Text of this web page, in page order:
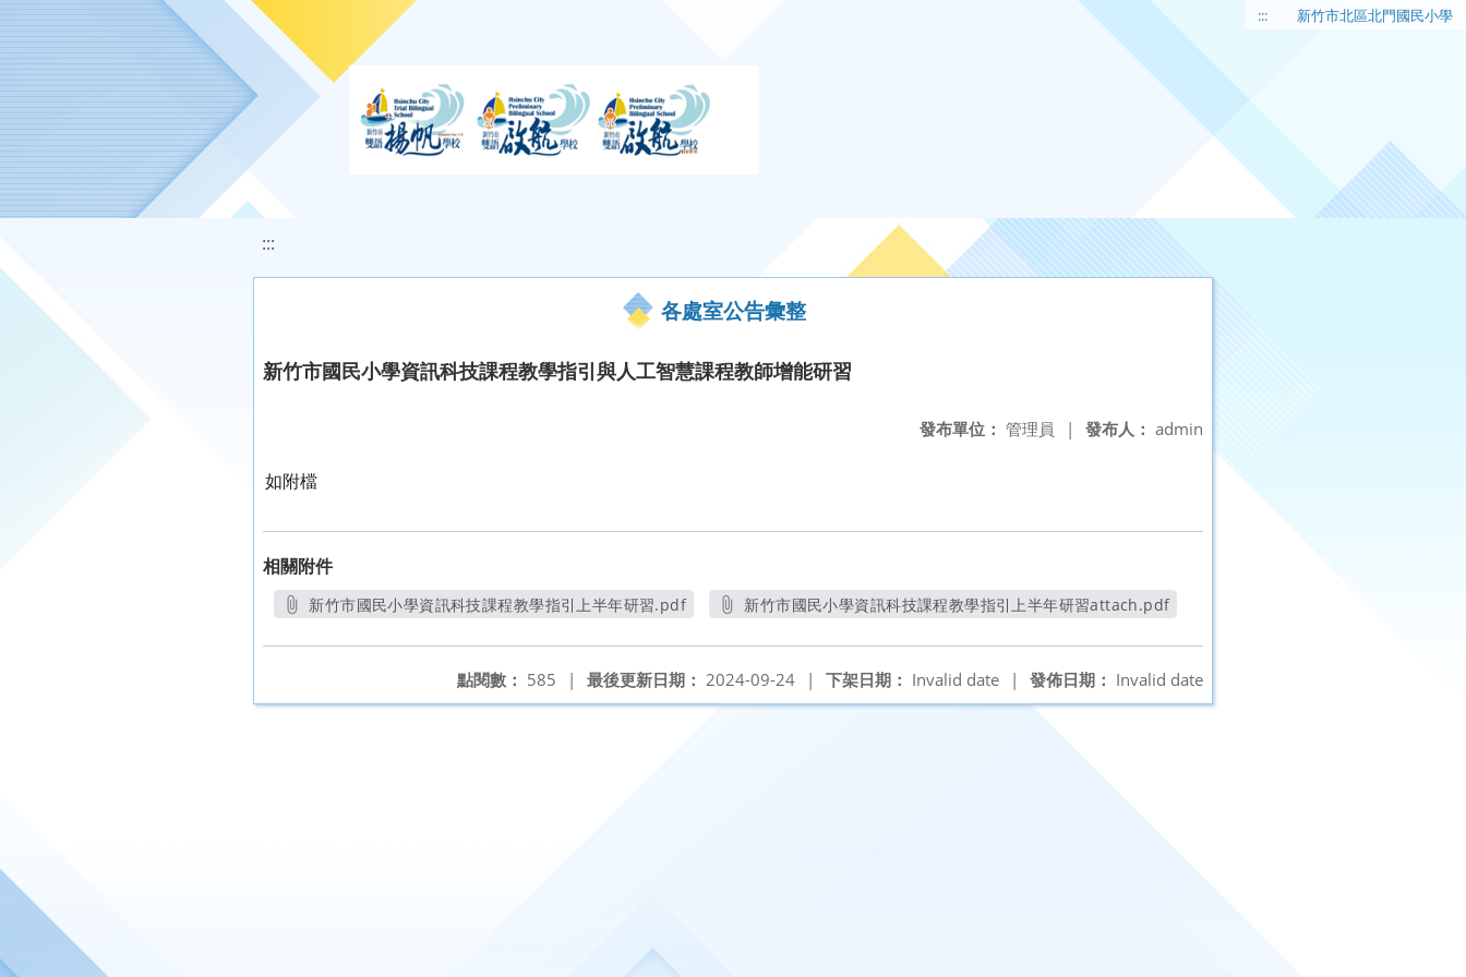
移至網頁之主要內容區位置 ::: 新竹市北區北門國民小學
:::
各處室公告彙整
新竹市國民小學資訊科技課程教學指引與人工智慧課程教師增能研習
發布人： admin
發布單位： 管理員 |
如附檔
相關附件
新竹市國民小學資訊科技課程教學指引上半年研習.pdf
新竹市國民小學資訊科技課程教學指引上半年研習attach.pdf
發佈日期： Invalid date
下架日期： Invalid date |
最後更新日期： 2024-09-24 |
點閱數： 585 |